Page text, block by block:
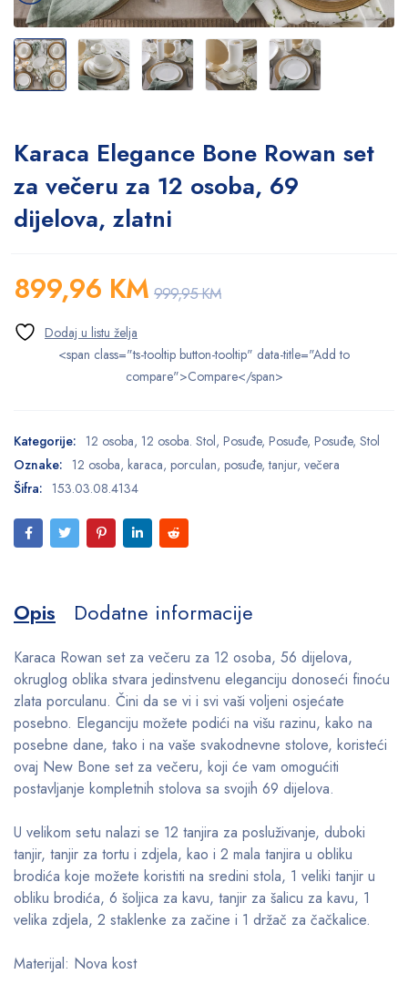
Karaca Elegance Bone Rowan set
za večeru za 12 osoba, 69
dijelova, zlatni
999,95KM
899,96 KM
<span class="ts-tooltip button-tooltip" data-title="Add to
compare">Compare</span>
Kategorije: 12 osoba, 12 osoba. Stol, Posuđe, Posuđe, Posuđe, Stol
Oznake: 12 osoba, karaca, porculan, posuđe,tanjur, večera
Šifra: 153.03.08.4134
Opis Dodatne informacije
Karaca Rowan set za večeru za 12 osoba, 56 dijelova,
okruglog oblika stvara jedinstvenu eleganciju donoseći finoću
zlata porculanu. Čini da se vi i svi vaši voljeni osjećate
posebno. Eleganciju možete podići na višu razinu, kako na
posebne dane, tako i na vaše svakodnevne stolove, koristeći
ovaj New Bone set za večeru, koji će vam omogućiti
postavljanje kompletnih stolova sa svojih 69 dijelova.
U velikom setu nalazi se 12 tanjira za posluživanje, duboki
tanjir, tanjir za tortu i zdjela, kao i 2 mala tanjira u obliku
brodića koje možete koristiti na sredini stola, 1 veliki tanjir u
obliku brodića, 6 šoljica za kavu, tanjir za šalicu za kavu, 1
velika zdjela, 2 staklenke za začine i 1 držač za čačkalice.
Materijal: Nova kost